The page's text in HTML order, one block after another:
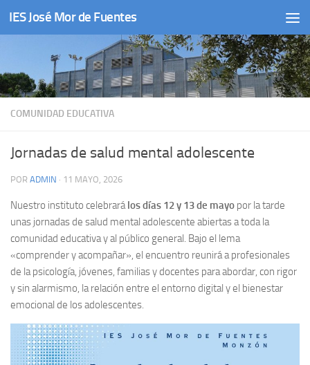
Saltar al contenido
IES José Mor de Fuentes
COMUNIDAD EDUCATIVA
Jornadas de salud mental adolescente
POR ADMIN · 11 MAYO, 2026
Nuestro instituto celebrarálos días 12 y 13 de mayo por la tarde
unas jornadas de salud mental adolescente abiertas a toda la
comunidad educativa y al público general. Bajo el lema
«comprender y acompañar», el encuentro reunirá a profesionales
de la psicología, jóvenes, familias y docentes para abordar, con rigor
y sin alarmismo, la relación entre el entorno digital y el bienestar
emocional de los adolescentes.